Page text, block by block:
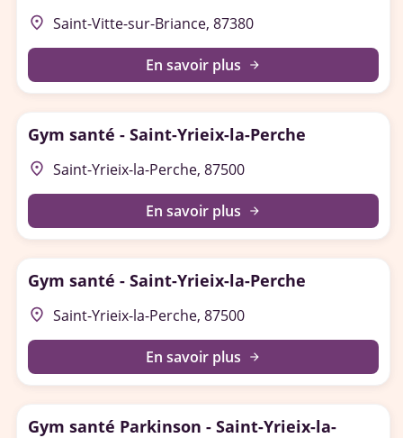
place Saint-Vitte-sur-Briance, 87380
En savoir plus arrow_forward
Gym santé - Saint-Yrieix-la-Perche
place Saint-Yrieix-la-Perche, 87500
En savoir plus arrow_forward
Gym santé - Saint-Yrieix-la-Perche
place Saint-Yrieix-la-Perche, 87500
En savoir plus arrow_forward
Gym santé Parkinson - Saint-Yrieix-la-